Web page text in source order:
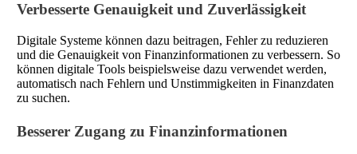
Verbesserte Genauigkeit und Zuverlässigkeit
Digitale Systeme können dazu beitragen, Fehler zu reduzieren
und die Genauigkeit von Finanzinformationen zu verbessern. So
können digitale Tools beispielsweise dazu verwendet werden,
automatisch nach Fehlern und Unstimmigkeiten in Finanzdaten
zu suchen.
Besserer Zugang zu Finanzinformationen